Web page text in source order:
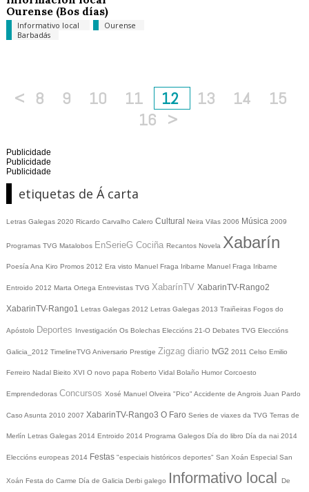
Ourense (Bos días)
Informativo local
Ourense
Barbadás
< 8 9 10 11 12 13 14
15
16 >
Publicidade
Publicidade
Publicidade
etiquetas de Á carta
Letras Galegas 2020 Ricardo Carvalho Calero Cultural Neira Vilas 2006 Música 2009
Programas TVG Matalobos EnSerieG Cociña Recantos Novela Xabarín
Poesía Ana Kiro Promos 2012 Era visto Manuel Fraga Iribarne Manuel Fraga Iribarne
Entroido 2012 Marta Ortega Entrevistas TVG XabarínTV XabarinTV-Rango2
XabarinTV-Rango1 Letras Galegas 2012 Letras Galegas 2013 Traiñeiras Fogos do
Apóstolo Deportes Investigación Os Bolechas Eleccións 21-O Debates TVG Eleccións
Galicia_2012 TimelineTVG Aniversario Prestige Zigzag diario tvG2 2011 Celso Emilio
Ferreiro Nadal Bieito XVI O novo papa Roberto Vidal Bolaño Humor Corcoesto
Emprendedoras Concursos Xosé Manuel Olveira "Pico" Accidente de Angrois Juan Pardo
Caso Asunta 2010 2007 XabarinTV-Rango3 O Faro Series de viaxes da TVG Terras de
Merlín Letras Galegas 2014 Entroido 2014 Programa Galegos Día do libro Día da nai 2014
Eleccións europeas 2014 Festas "especiais históricos deportes" San Xoán Especial San
Xoán Festa do Carme Día de Galicia Derbi galego Informativo local De